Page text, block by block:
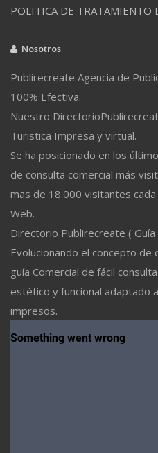
POLITICA DE TRATAMIENTO
Nosotros
Publirecreate Agencia de
100% Efectiva.
Nuestro
Turistica Impresa y virtual.
Se ha posicionado en los
de consulta comercial más
mas de 18.000 visitantes
Web.
Directorio Publirecreate ( Guía
Evolucionando el concepto de
guía Comercial de fácil
estético y funcional adaptado
impresos.